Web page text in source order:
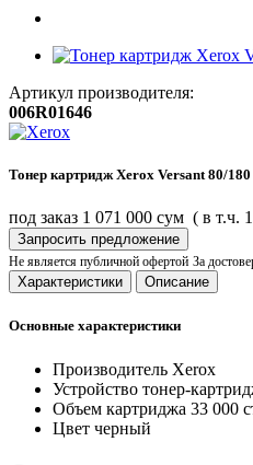
Артикул производителя:
006R01646
Тонер картридж Xerox Versant 80/
под заказ 1 071 000 сум ( в т.ч.
Запросить предложение
Не является публичной офертой За
Характеристики Описание
Основные характеристики
Производитель Xerox
Устройство тонер-
Объем картриджа 33 000
Цвет черный